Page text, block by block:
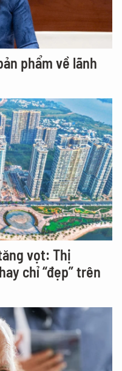
phẩm về lãnh
vọt: Thị
chỉ “đẹp” trên